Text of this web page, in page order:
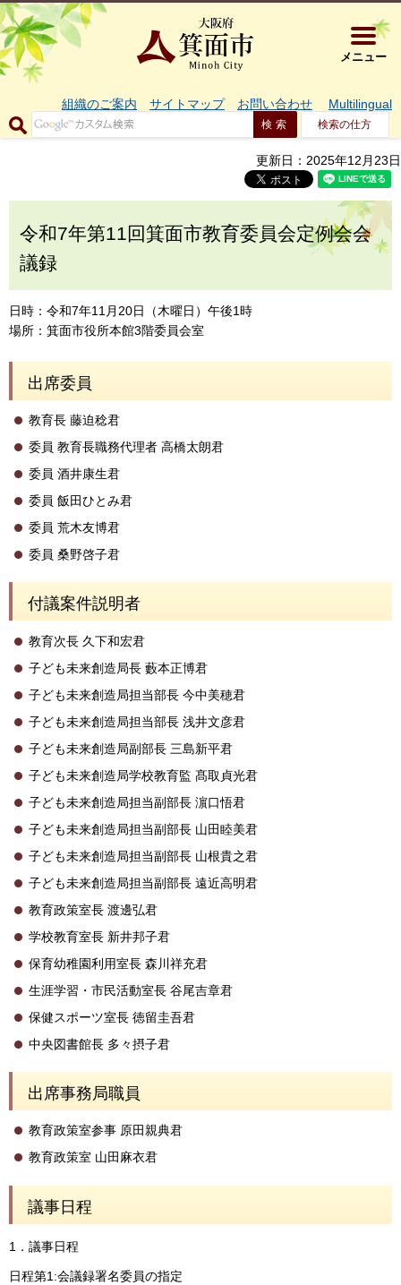
大阪府箕
メニュー
組織のご案内 サイトマップ お問い合わせ Multilingual
検索の仕方
更新日：2025年12月23日
令和7年第11回箕面市教育委員会定例会会
議録
日時：令和7年11月20日（木曜日）午後1時
場所：箕面市役所本館3階委員会室
出席委員
教育長 藤迫稔君
委員 教育長職務代理者 高橋太朗君
委員 酒井康生君
委員 飯田ひとみ君
委員 荒木友博君
委員 桑野啓子君
付議案件説明者
教育次長 久下和宏君
子ども未来創造局長 藪本正博君
子ども未来創造局担当部長 今中美穂君
子ども未来創造局担当部長 浅井文彦君
子ども未来創造局副部長 三島新平君
子ども未来創造局学校教育監 髙取貞光君
子ども未来創造局担当副部長 濵口悟君
子ども未来創造局担当副部長 山田睦美君
子ども未来創造局担当副部長 山根貴之君
子ども未来創造局担当副部長 遠近高明君
教育政策室長 渡邊弘君
学校教育室長 新井邦子君
保育幼稚園利用室長 森川祥充君
生涯学習・市民活動室長 谷尾吉章君
保健スポーツ室長 徳留圭吾君
中央図書館長 多々摂子君
出席事務局職員
教育政策室参事 原田親典君
教育政策室 山田麻衣君
議事日程
1．議事日程
日程第1:会議録署名委員の指定